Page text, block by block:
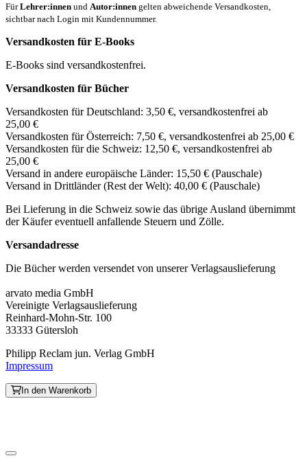
FürLehrer:innen und Autor:innen gelten abweichende Versandkosten,
sichtbar nach Login mit Kundennummer.
Versandkosten für E-Books
E-Books sind versandkostenfrei.
Versandkosten für Bücher
Versandkosten für Deutschland: 3,50 €, versandkostenfrei ab
25,00 €
Versandkosten für Österreich: 7,50 €, versandkostenfrei ab 25,00 €
Versandkosten für die Schweiz: 12,50 €, versandkostenfrei ab
25,00 €
Versand in andere europäische Länder: 15,50 € (Pauschale)
Versand in Drittländer (Rest der Welt): 40,00 € (Pauschale)
Bei Lieferung in die Schweiz sowie das übrige Ausland übernimmt
der Käufer eventuell anfallende Steuern und Zölle.
Versandadresse
Die Bücher werden versendet von unserer Verlagsauslieferung
arvato media GmbH
Vereinigte Verlagsauslieferung
Reinhard-Mohn-Str. 100
33333 Gütersloh
Philipp Reclam jun. Verlag GmbH
Impressum
In den Warenkorb